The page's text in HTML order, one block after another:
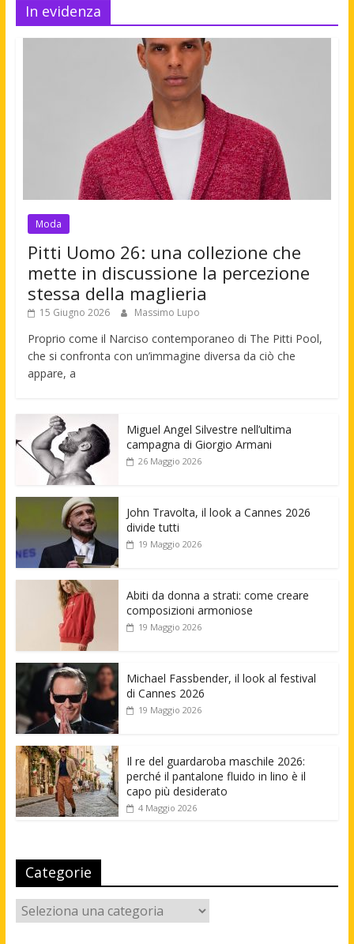
In evidenza
Moda
Pitti Uomo 26: una collezione che
mette in discussione la percezione
stessa della maglieria
15 Giugno 2026 Massimo Lupo
Proprio come il Narciso contemporaneo di The Pitti Pool,
che si confronta con un’immagine diversa da ciò che
appare, a
Miguel Angel Silvestre nell’ultima
campagna di Giorgio Armani
26 Maggio 2026
John Travolta, il look a Cannes 2026
divide tutti
19 Maggio 2026
Abiti da donna a strati: come creare
composizioni armoniose
19 Maggio 2026
Michael Fassbender, il look al festival
di Cannes 2026
19 Maggio 2026
Il re del guardaroba maschile 2026:
perché il pantalone fluido in lino è il
capo più desiderato
4 Maggio 2026
Categorie
Categorie